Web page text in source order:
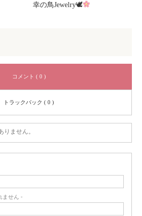
幸の鳥Jewelry🕊
コメント ( 0 )
トラックバック ( 0 )
りません。
ません -